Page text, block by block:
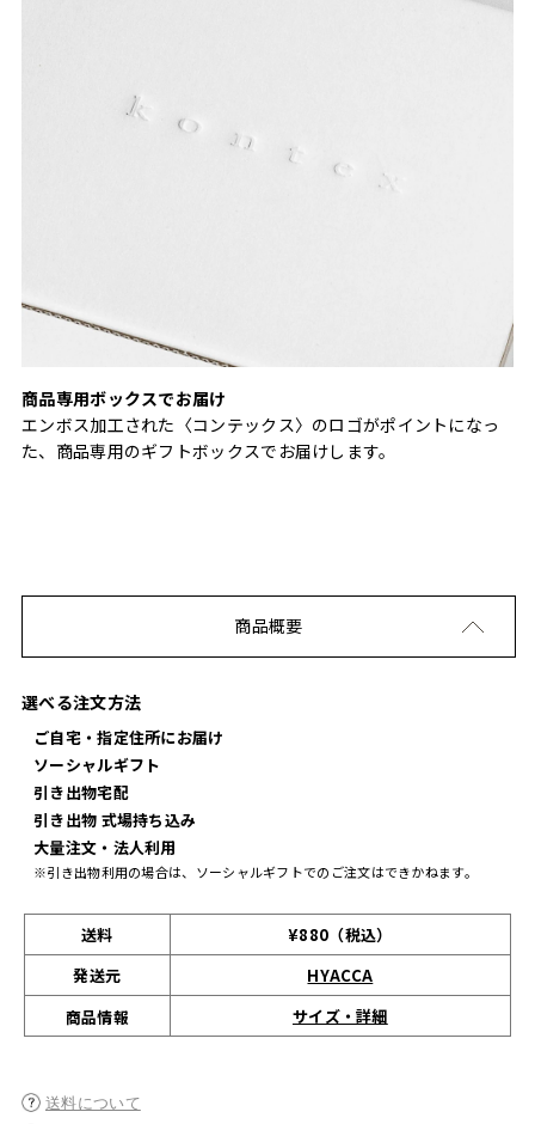
商品専用ボックスでお届け
エンボス加工された〈コンテックス〉のロゴがポイントになっ
た、商品専用のギフトボックスでお届けします。
商品概要
選べる注文方法
ご自宅・指定住所にお届け
ソーシャルギフト
引き出物宅配
引き出物 式場持ち込み
大量注文・法人利用
※引き出物利用の場合は、ソーシャルギフトでのご注文はできかねます。
送料
¥880（税込）
発送元
HYACCA
商品情報
サイズ・詳細
送料について